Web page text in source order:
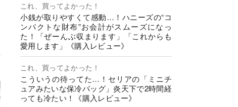
これ、買ってよかった！
小銭が取りやすくて感動…！ハニーズの“コ
ンパクトな財布”お会計がスムーズになっ
た！「ぜーんぶ収まります」「これからも
愛用します」《購入レビュー》
これ、買ってよかった！
こういうの待ってた…！セリアの「ミニチ
ュアみたいな保冷バッグ」炎天下で2時間経
っても冷たい！《購入レビュー》